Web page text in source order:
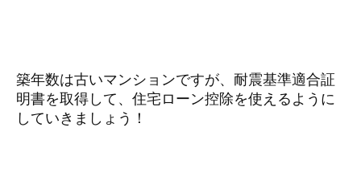
築年数は古いマンションですが、耐震基準適合証
明書を取得して、住宅ローン控除を使えるように
していきましょう！